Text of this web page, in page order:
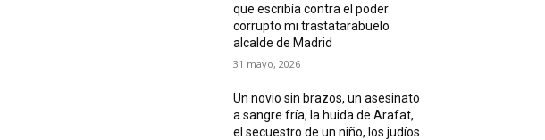
que escribía contra el poder
corrupto mi trastatarabuelo
alcalde de Madrid
31 mayo, 2026
Un novio sin brazos, un asesinato
a sangre fría, la huida de Arafat,
el secuestro de un niño, los judíos